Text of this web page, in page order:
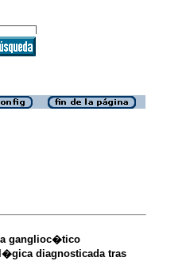
ganglioc�tico
diagnosticada tras